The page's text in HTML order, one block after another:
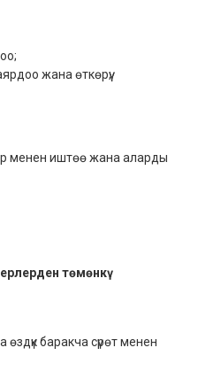
жана өткөрүү;
менен иштөө жана аларды
төмөнкү
баракча сүрөт менен